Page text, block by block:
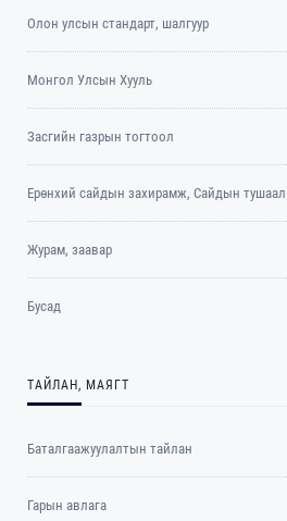
Олон улсын стандарт, шалгуур
Монгол Улсын Хууль
Засгийн газрын тогтоол
Ерөнхий сайдын захирамж, Сайдын тушаал
Журам, заавар
Бусад
ТАЙЛАН, МАЯГТ
Баталгаажуулалтын тайлан
Гарын авлага